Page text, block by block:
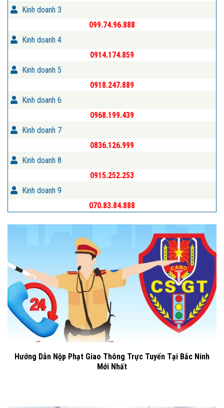
Kinh doanh 3
099.74.96.888
Kinh doanh 4
0914.174.859
Kinh doanh 5
0918.247.889
Kinh doanh 6
0968.199.439
Kinh doanh 7
0836.126.999
Kinh doanh 8
0915.252.253
Kinh doanh 9
070.83.84.888
Hướng Dẫn Nộp Phạt Giao Thông Trực Tuyến Tại Bắc Ninh
Mới Nhất